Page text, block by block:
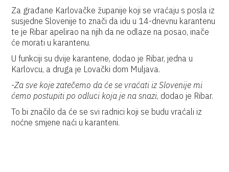
Za građane Karlovačke županije koji se vraćaju s posla iz
susjedne Slovenije to znači da idu u 14-dnevnu karantenu
te je Ribar apelirao na njih da ne odlaze na posao, inače
će morati u karantenu.
U funkciji su dvije karantene, dodao je Ribar, jedna u
Karlovcu, a druga je Lovački dom Muljava.
-Za sve koje zatečemo da će se vraćati iz Slovenije mi
ćemo postupiti po odluci koja je na snazi, dodao je Ribar.
To bi značilo da će se svi radnici koji se budu vraćali iz
noćne smjene naći u karanteni.